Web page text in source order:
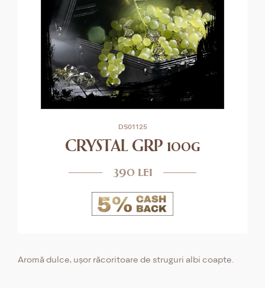
DS01125
CRYSTAL GRP 100g
390 lei
Aromă dulce, ușor răcoritoare de struguri albi coapte.